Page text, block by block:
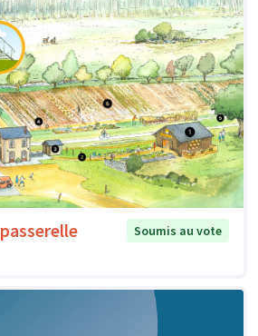
Soumis au vote